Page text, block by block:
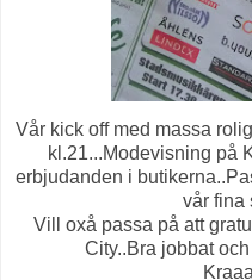
Vår kick off med massa
kl.21...Modevisning på
erbjudanden i
vår fina
Vill oxå passa på att
City..Bra jobbat